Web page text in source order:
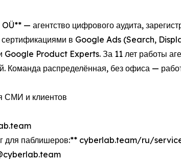
— агентство цифрового аудита,
сертификациями в Google Ads (Search,
Product Experts. За 11 лет работы
Команда распределённая, без офиса —
СМИ и клиентов
для паблишеров:** cyberlab.team/ru/